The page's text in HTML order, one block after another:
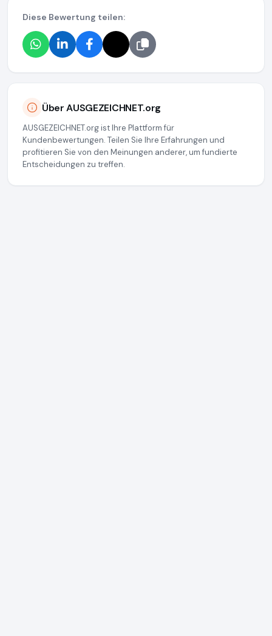
Diese Bewertung teilen:
Über AUSGEZEICHNET.org
AUSGEZEICHNET.org ist Ihre Plattform für
Kundenbewertungen. Teilen Sie Ihre Erfahrungen und
profitieren Sie von den Meinungen anderer, um fundierte
Entscheidungen zu treffen.